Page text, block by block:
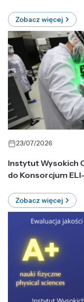
Zobacz więcej
23/07/2026
Instytut Wysokich
do Konsorcjum
Zobacz więcej